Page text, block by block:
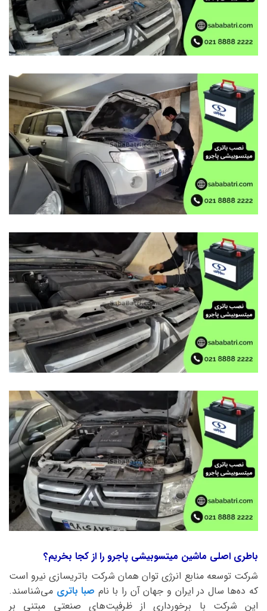
باطری اصلی ماشین میتسوبیشی پاجرو را از کجا بخریم؟
شرکت توسعه منابع انرژی توان همان شرکت باتریسازی نیرو است
که ده‌ها سال در ایران و جهان آن را با نام صبا باتری می‌شناسند.
این شرکت با برخورداری از ظرفیت‌های صنعتی مبتنی بر